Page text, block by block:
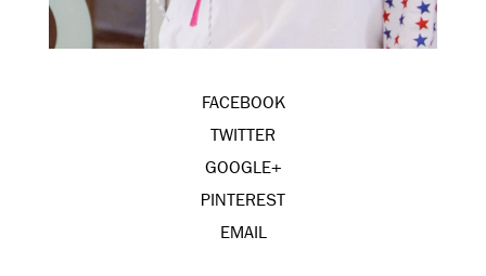
FACEBOOK
TWITTER
GOOGLE+
PINTEREST
EMAIL